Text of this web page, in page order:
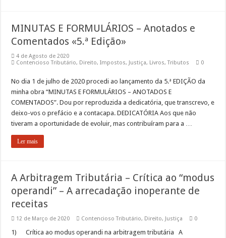
MINUTAS E FORMULÁRIOS – Anotados e
Comentados «5.ª Edição»
4 de Agosto de 2020
Contencioso Tributário, Direito,Impostos, Justiça, Livros,Tributos 0
No dia 1 de julho de 2020 procedi ao lançamento da 5.ª EDIÇÃO da
minha obra “MINUTAS E FORMULÁRIOS – ANOTADOS E
COMENTADOS”. Dou por reproduzida a dedicatória, que transcrevo, e
deixo-vos o prefácio e a contacapa. DEDICATÓRIA Aos que não
tiveram a oportunidade de evoluir, mas contribuíram para a …
Ler mais
A Arbitragem Tributária – Crítica ao “modus
operandi” – A arrecadação inoperante de
receitas
12 de Março de 2020 Contencioso Tributário, Direito, Justiça 0
1) Crítica ao modus operandi na arbitragem tributária A